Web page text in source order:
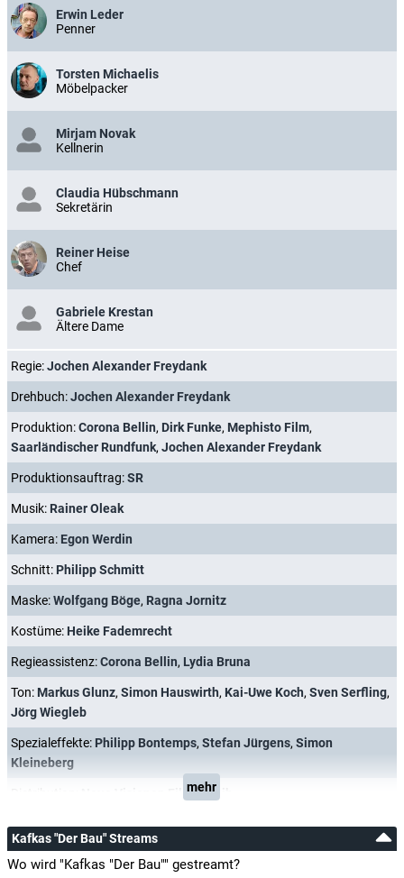
Erwin Leder
Penner
Torsten Michaelis
Möbelpacker
Mirjam Novak
Kellnerin
Claudia Hübschmann
Sekretärin
Reiner Heise
Chef
Gabriele Krestan
Ältere Dame
Regie:Jochen Alexander Freydank
Drehbuch:Jochen Alexander Freydank
Produktion:Corona Bellin, Dirk Funke, Mephisto Film,
Saarländischer Rundfunk, Jochen Alexander Freydank
Produktionsauftrag:SR
Musik: Rainer Oleak
Kamera: Egon Werdin
Schnitt: Philipp Schmitt
Maske:Wolfgang Böge, Ragna Jornitz
Kostüme: Heike Fademrecht
Regieassistenz:Corona Bellin, Lydia Bruna
Ton: Markus Glunz, Simon Hauswirth, Kai-Uwe Koch, Sven Serfling,
Jörg Wiegleb
Spezialeffekte: Philipp Bontemps, Stefan Jürgens, Simon
Kleineberg
Neue Visionen Filmverleih
mehr
Kafkas "Der Bau" Streams
Wo wird "Kafkas "Der Bau"" gestreamt?